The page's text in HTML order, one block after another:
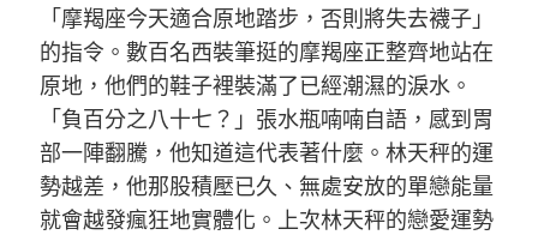
「摩羯座今天適合原地踏步，否則將失去襪子」
的指令。數百名西裝筆挺的摩羯座正整齊地站在
原地，他們的鞋子裡裝滿了已經潮濕的淚水。
「負百分之八十七？」張水瓶喃喃自語，感到胃
部一陣翻騰，他知道這代表著什麼。林天秤的運
勢越差，他那股積壓已久、無處安放的單戀能量
就會越發瘋狂地實體化。上次林天秤的戀愛運勢